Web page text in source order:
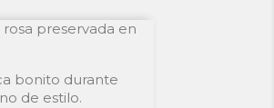
preservada en
bonito durante
de estilo.